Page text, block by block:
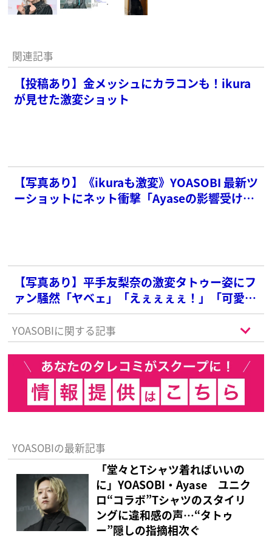
関連記事
【投稿あり】金メッシュにカラコンも！ikura
が見せた激変ショット
【写真あり】《ikuraも激変》YOASOBI 最新ツ
ーショットにネット衝撃「Ayaseの影響受けて
【写真あり】平手友梨奈の激変タトゥー姿にフ
ァン騒然「ヤベェ」「えぇぇぇぇ！」「可愛す
ぎる」
YOASOBIに関する記事
YOASOBIの最新記事
「堂々とTシャツ着ればいいの
に」YOASOBI・Ayase ユニク
ロ“コラボ”Tシャツのスタイリ
ングに違和感の声…“タトゥ
ー”隠しの指摘相次ぐ